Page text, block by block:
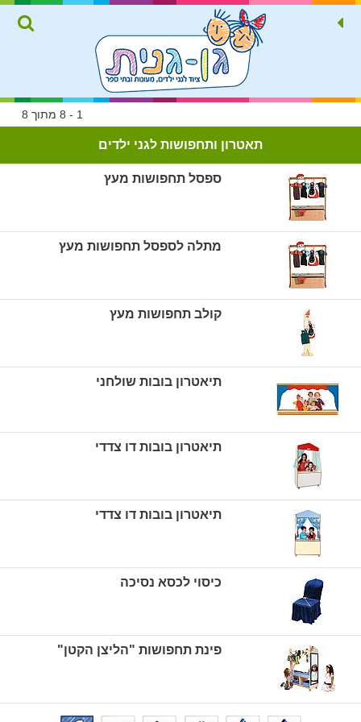
1 - 8 מתוך 8
תאטרון ותחפושות לגני ילדים
ספסל תחפושות מעץ
מתלה לספסל תחפושות מעץ
קולב תחפושות מעץ
תיאטרון בובות שולחני
תיאטרון בובות דו צדדי
תיאטרון בובות דו צדדי
כיסוי לכסא נסיכה
פינת תחפושות "הליצן הקטן"